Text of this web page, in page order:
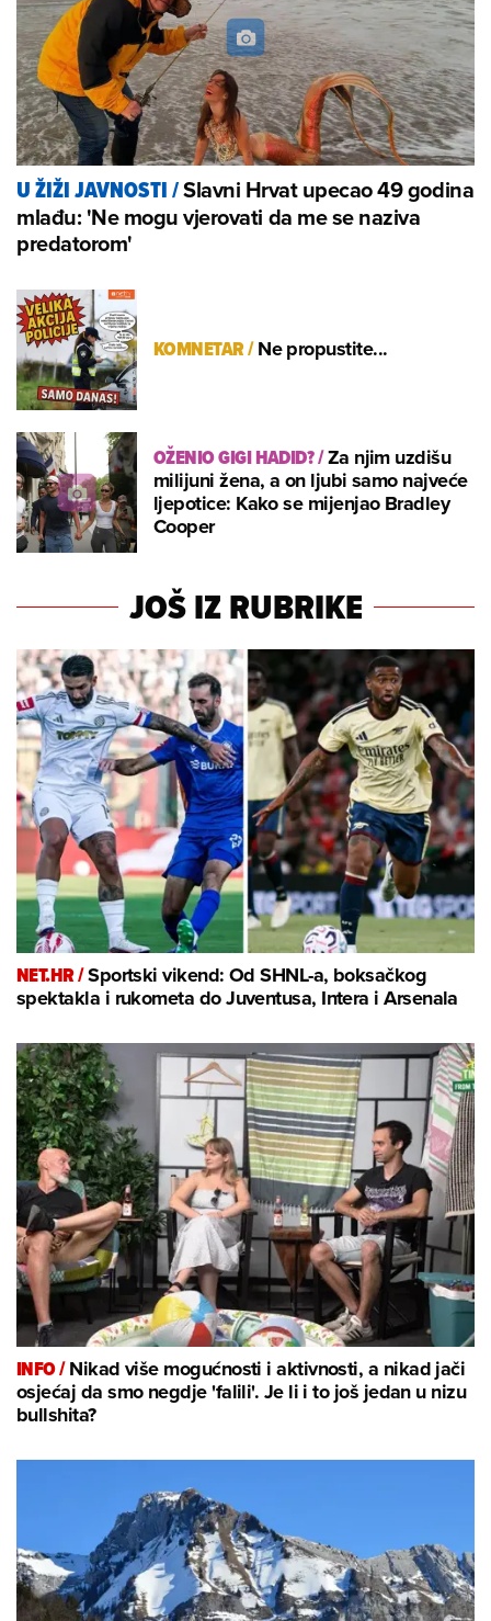
U ŽIŽI JAVNOSTI/Slavni Hrvat upecao 49 godina
mlađu: 'Ne mogu vjerovati da me se naziva
predatorom'
KOMNETAR/Ne propustite...
OŽENIO GIGI HADID?/Za njim uzdišu
milijuni žena, a on ljubi samo najveće
ljepotice: Kako se mijenjao Bradley
Cooper
JOŠ IZ RUBRIKE
NET.HR /Sportski vikend: Od SHNL-a, boksačkog
spektakla i rukometa do Juventusa, Intera i Arsenala
INFO /Nikad više mogućnosti i aktivnosti, a nikad jači
osjećaj da smo negdje 'falili'. Je li i to još jedan u nizu
bullshita?